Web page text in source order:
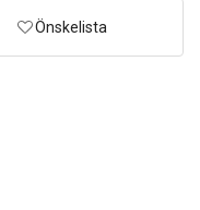
Önskelista